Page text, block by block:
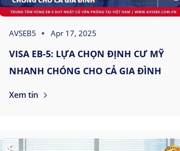
AVSEB5 Apr 17, 2025
VISA EB-5: LỰA CHỌN ĐỊNH CƯ MỸ
NHANH CHÓNG CHO CẢ GIA ĐÌNH
Xem tin